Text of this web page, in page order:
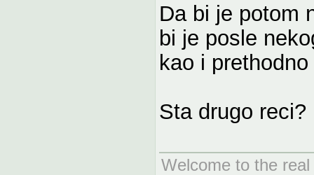
Da bi je potom
bi je posle
kao i
Sta drugo
Welcome to the